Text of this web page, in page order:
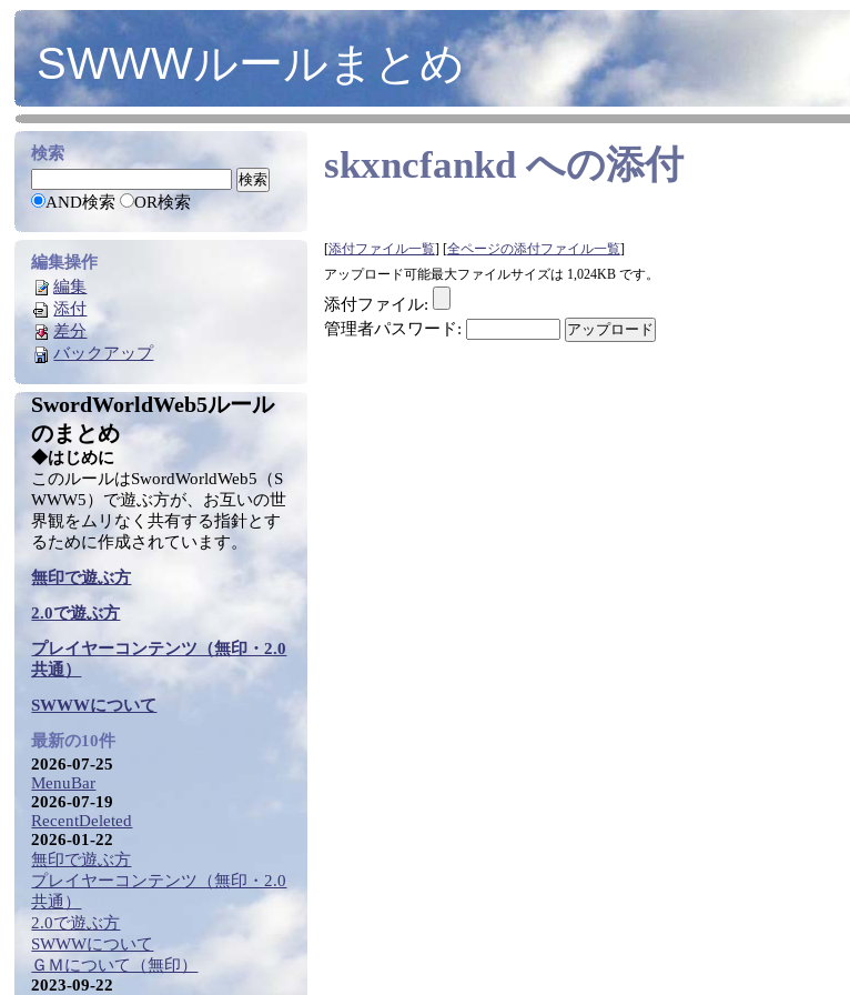
SWWWルールまとめ
skxncfankdへの添付
[添付ファイル一覧] [全ページの添付ファイル一覧]
アップロード可能最大ファイルサイズは 1,024KB です。
添付ファイル:
管理者パスワード:
検索
AND検索 OR検索
編集操作
編集
添付
差分
バックアップ
SwordWorldWeb5ルール
のまとめ
◆はじめに
このルールはSwordWorldWeb5（S
WWW5）で遊ぶ方が、お互いの世
界観をムリなく共有する指針とす
るために作成されています。
無印で遊ぶ方
2.0で遊ぶ方
プレイヤーコンテンツ（無印・2.0
共通）
SWWWについて
最新の10件
2026-07-25
MenuBar
2026-07-19
RecentDeleted
2026-01-22
無印で遊ぶ方
プレイヤーコンテンツ（無印・2.0
共通）
2.0で遊ぶ方
SWWWについて
ＧＭについて（無印）
2023-09-22